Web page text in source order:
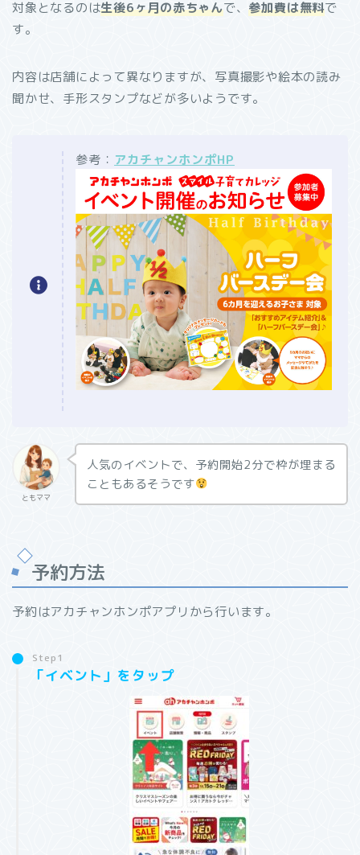
対象となるのは生後6ヶ月の赤ちゃんで、参加費は無料で
す。
内容は店舗によって異なりますが、写真撮影や絵本の読み
聞かせ、手形スタンプなどが多いようです。
参考： アカチャンホンポHP
ともママ
人気のイベントで、予約開始2分で枠が埋まる
こともあるそうです
予約方法
予約はアカチャンホンポアプリから行います。
Step1
「イベント」をタップ